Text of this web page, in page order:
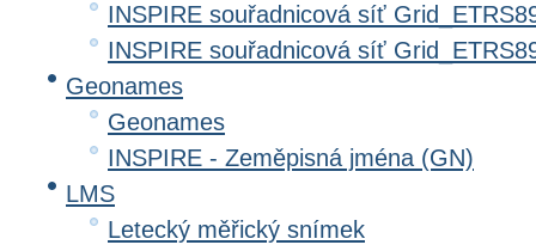
INSPIRE souřadnicová síť
INSPIRE souřadnicová síť
Geonames
Geonames
INSPIRE - Zeměpisná jména (GN)
LMS
Letecký měřický snímek